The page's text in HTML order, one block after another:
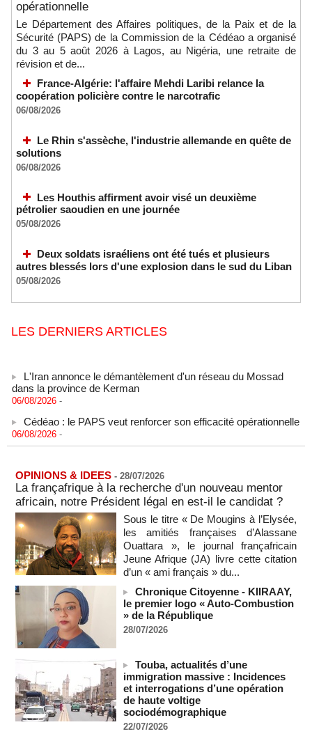
opérationnelle
Le Département des Affaires politiques, de la Paix et de la
Sécurité (PAPS) de la Commission de la Cédéao a organisé
du 3 au 5 août 2026 à Lagos, au Nigéria, une retraite de
révision et de...
France-Algérie: l'affaire Mehdi Laribi relance la
coopération policière contre le narcotrafic
06/08/2026
Le Rhin s'assèche, l'industrie allemande en quête de
solutions
06/08/2026
Les Houthis affirment avoir visé un deuxième
pétrolier saoudien en une journée
05/08/2026
Deux soldats israéliens ont été tués et plusieurs
autres blessés lors d'une explosion dans le sud du Liban
05/08/2026
LES DERNIERS ARTICLES
dans la province de Kerman
06/08/2026 -
06/08/2026
L'armée nigériane obtient une hausse salariale historique
Au Nigeria, plus de 300 victimes d’enlèvements ont été
libérées
06/08/2026 -
Au Nigeria, plus de 300 victimes d’enlèvements ont été
libérées
06/08/2026 -
Soutenir l’intégrité de l’information à Sao Tomé-et-Principe à
06/08/2026 -
Taïwan bloque un pont stratégique lors de la simulation d'une
invasion par la Chine
06/08/2026 -
Les Bourses mondiales suspendues au Moyen-Orient,
records en Europe
06/08/2026
Soudan du Sud : Les avocats de Riek Machar sollicitent un
accès à leur client avant la prochaine audience
OPINIONS & IDEES - 28/07/2026
La françafrique à la recherche d'un nouveau mentor
africain, notre Président légal en est-il le candidat ?
Sous le titre « De Mougins à l’Elysée,
les amitiés françaises d’Alassane
Ouattara », le journal françafricain
Jeune Afrique (JA) livre cette citation
d’un « ami français » du...
Chronique Citoyenne - KIIRAAY,
le premier logo « Auto-Combustion
» de la République
28/07/2026
Touba, actualités d’une
immigration massive : Incidences
et interrogations d’une opération
de haute voltige
sociodémographique
22/07/2026